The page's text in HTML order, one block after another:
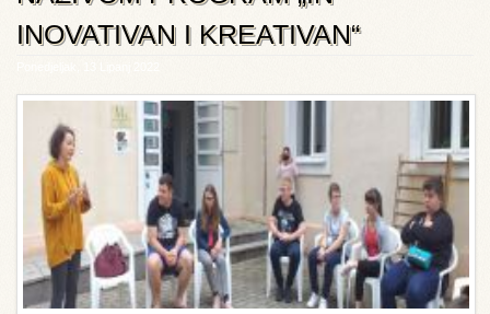
INOVATIVAN I KREATIVAN“